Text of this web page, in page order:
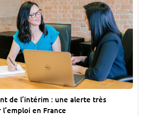
de l’intérim : une alerte très
en France